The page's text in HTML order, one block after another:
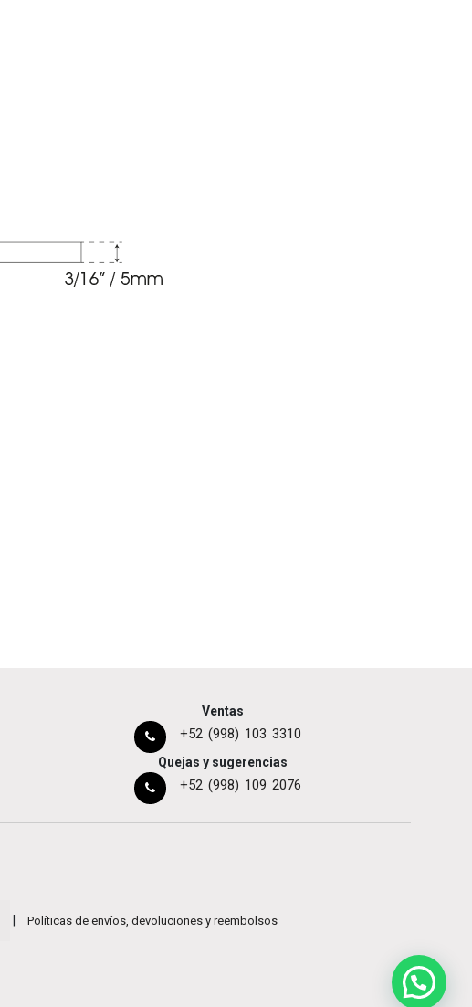
Ventas
+52 (998) 103 3310
Quejas y sugerencias
+52 (998) 109 2076
Políticas de envíos, devoluciones y reembolsos